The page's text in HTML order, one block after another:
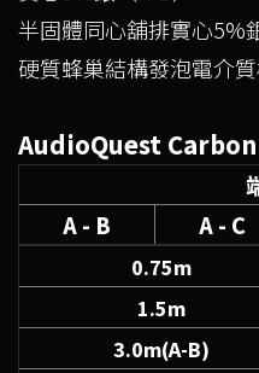
半固體同心舖排實心5%
硬質蜂巢結構發泡電介
AudioQuest Carbon
A - B
A - C
0.75m
1.5m
3.0m(A-B)